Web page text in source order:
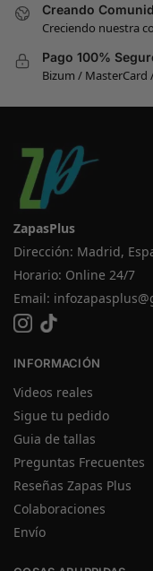
Creando
Creciendo nuestra
Pago 100%
Bizum / MasterCard
ZapasPlus
Dirección: Madrid,
Horario: Online 24/7
Email:
INFORMACIÓN
Videos reales
Sigue tu pedido
Guia de tallas
Preguntas Frecuentes
Reseñas Zapas Plus
Colaboraciones
Envío